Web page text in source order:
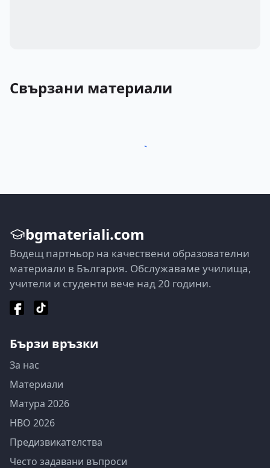
Свързани материали
bgmateriali.com
Водещ партньор на качествени образователни
материали в България. Обслужаваме училища,
учители и студенти вече над 20 години.
Бързи връзки
За нас
Материали
Матура 2026
НВО 2026
Предизвикателства
Често задавани въпроси